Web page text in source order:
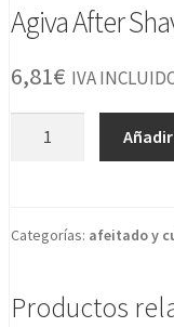
Agiva After
6,81€ IVA
400
cantidad
Categorías: afeitado y
Productos